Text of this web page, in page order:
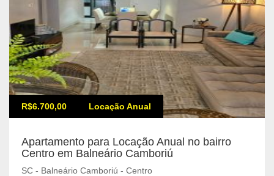
R$6.700,00 Locação Anual
Apartamento para Locação Anual no bairro
Centro em Balneário Camboriú
SC - Balneário Camboriú - Centro